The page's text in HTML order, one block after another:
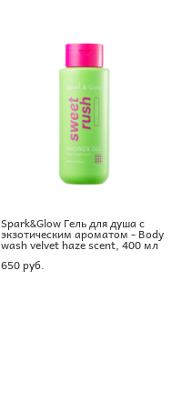
Spark&Glow Гель для душа с
экзотическим ароматом - Body
wash velvet haze scent, 400 мл
650 pуб.